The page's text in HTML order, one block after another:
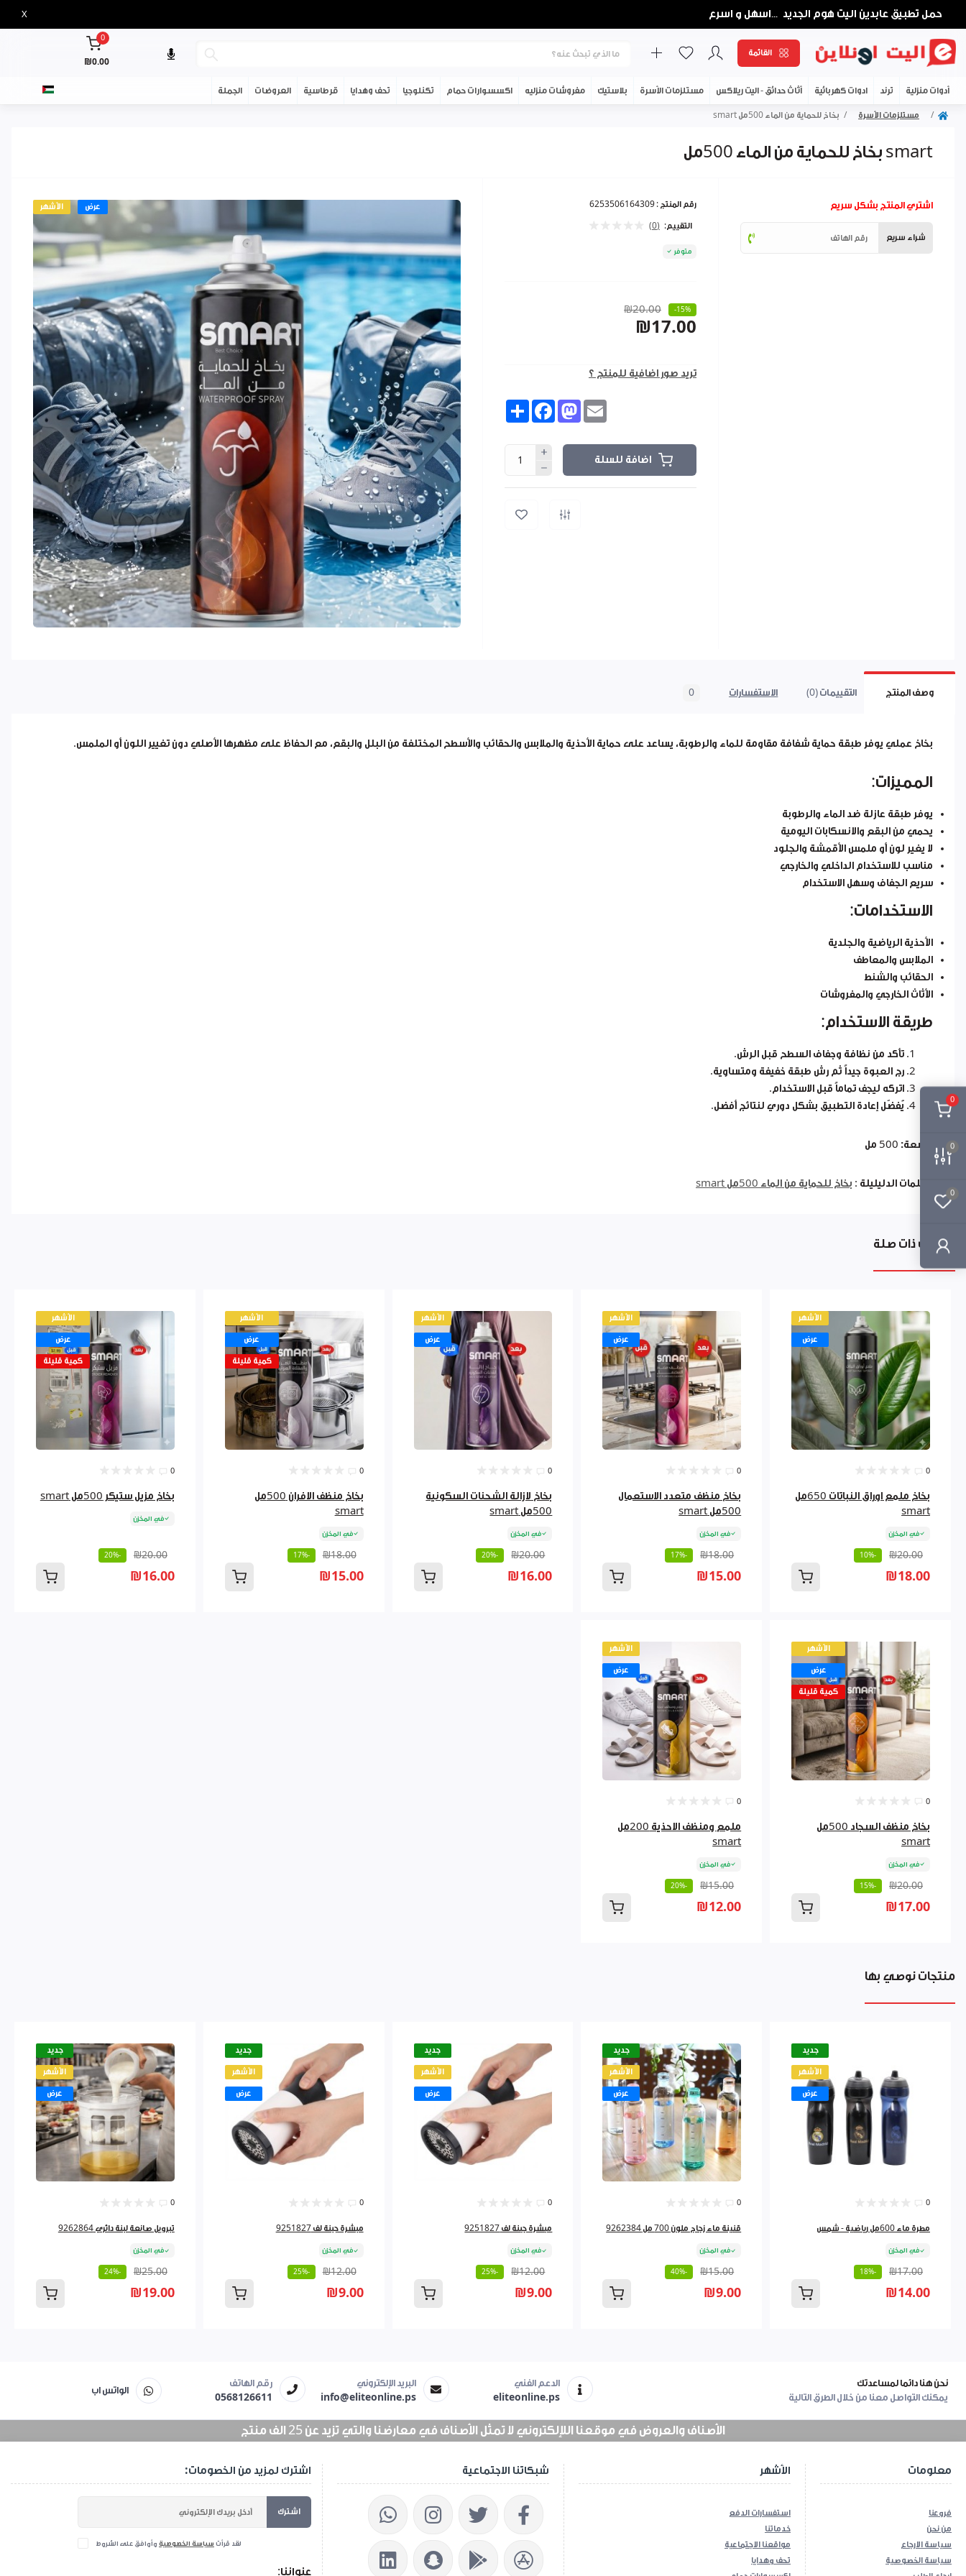
0
0
0
حمل تطبيق عابدين اليت هوم الجديد ...اسهل و اسرع X
القائمة
0
₪0.00
أدوات منزلية ترند ادوات كهربائية أثاث حدائق - اليت ريلاكس مستلزمات الأسرة بلاستيك مفروشات منزليه اكسسوارات حمام تكنلوجيا تحف وهدايا قرطاسية العروضات الجملة
مستلزمات الأسرة بخاخ للحماية من الماء 500مل smart
بخاخ للحماية من الماء 500مل smart
الأشهر عرض رقم المنتج : 6253506164309
التقييم: (0)
متوفر
₪20.00 -15%
₪17.00
تريد صور اضافية للمنتج ؟
Share FacebookMastodon
اضافة للسلة
اشتري المنتج بشكل سريع
شراء سريع
وصف المنتج التقييمات (0) الاستفسارات 0
بخاخ عملي يوفر طبقة حماية شفافة مقاومة للماء والرطوبة، يساعد على حماية الأحذية والملابس والحقائب والأسطح المختلفة من البلل والبقع، مع الحفاظ على مظهرها الأصلي دون تغيير اللون أو الملمس.
المميزات:
يوفر طبقة عازلة ضد الماء والرطوبة
يحمي من البقع والانسكابات اليومية
لا يغير لون أو ملمس الأقمشة والجلود
مناسب للاستخدام الداخلي والخارجي
سريع الجفاف وسهل الاستخدام
الاستخدامات:
الأحذية الرياضية والجلدية
الملابس والمعاطف
الحقائب والشنط
الأثاث الخارجي والمفروشات
طريقة الاستخدام:
تأكد من نظافة وجفاف السطح قبل الرش.
رج العبوة جيداً ثم رش طبقة خفيفة ومتساوية.
اتركه ليجف تماماً قبل الاستخدام.
يُفضّل إعادة التطبيق بشكل دوري لنتائج أفضل.
السعة:
الكلمات الدليليلة : بخاخ للحماية من الماء 500مل smart
منتجات ذات صلة
الأشهر
عرض
0
بخاخ ملمع اوراق النباتات 650مل
smart
في المخزن
₪20.00
-10%
₪18.00
الأشهر
عرض
0
بخاخ منظف متعدد الاستعمال
500مل smart
في المخزن
₪18.00
-17%
₪15.00
الأشهر
عرض
0
بخاخ لازالة الشحنات السكونية
500مل smart
في المخزن
₪20.00
-20%
₪16.00
الأشهر
عرض
كمية قليلة
0
بخاخ منظف الافران 500مل
smart
في المخزن
₪18.00
-17%
₪15.00
الأشهر
عرض
كمية قليلة
0
بخاخ مزيل ستيكر 500مل smart
في المخزن
₪20.00
-20%
₪16.00
الأشهر
عرض
كمية قليلة
0
بخاخ منظف السجاد 500مل
smart
في المخزن
₪20.00
-15%
₪17.00
الأشهر
عرض
0
ملمع ومنظف الاحذية 200مل
smart
في المخزن
₪15.00
-20%
₪12.00
منتجات نوصي بها
جديد
الأشهر
عرض
0
مطرة ماء 600مل رياضية - شمس
في المخزن
₪17.00
-18%
₪14.00
جديد
الأشهر
عرض
0
قنينة ماء زجاج ملون 700 مل 9262384
في المخزن
₪15.00
-40%
₪9.00
جديد
الأشهر
عرض
0
مبشرة جبنة لف 9251827
في المخزن
₪12.00
-25%
₪9.00
جديد
الأشهر
عرض
0
مبشرة جبنة لف 9251827
في المخزن
₪12.00
-25%
₪9.00
جديد
الأشهر
عرض
0
تبرويل صانعة لبنة دائري 9262864
في المخزن
₪25.00
-24%
₪19.00
نحن هنا دائما لمساعدتك
يمكنك التواصل معنا من خلال الطرق التالية
الدعم الفني
eliteonline.ps
البريد الإلكتروني
info@eliteonline.ps
رقم الهاتف
0568126611
الواتس اب
الأصناف والعروض في موقعنا اللإلكتروني لا تمثل الأصناف في معارضنا والتي تزيد عن 25 الف منتج
اشترك لمزيد من الخصومات:
اشترك
لقد قرأت سياسة الخصوصية وأوافق على الشروط
عنواننا:
شبكاتنا الاجتماعية الأشهر
استفسارات الدفع
خدماتنا
مواقعنا الاجتماعية
تحف وهدايا
معلومات
فروعنا
من نحن
سياسة الارجاع
سياسة الخصوصية